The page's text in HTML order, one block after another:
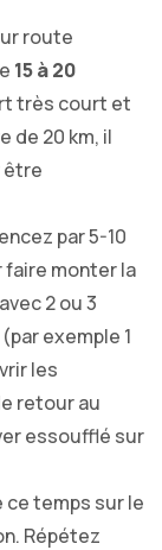
route
15 à 20
très court et
de 20 km, il
être
par 5-10
monter la
2 ou 3
exemple 1
les
retour au
essoufflé sur
temps sur le
Répétez